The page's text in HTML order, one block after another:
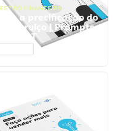
FINANCEIRA
Faça a precificação do
seu serviço | Prompts
ChatGPT